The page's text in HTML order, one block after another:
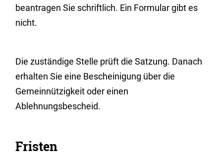
beantragen Sie schriftlich. Ein Formular gibt es
nicht.
Die zuständige Stelle prüft die Satzung. Danach
erhalten Sie eine Bescheinigung über die
Gemeinnützigkeit oder einen
Ablehnungsbescheid.
Fristen